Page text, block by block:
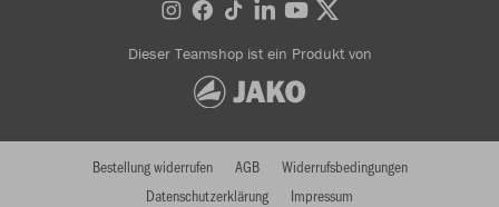
Dieser Teamshop ist ein Produkt von
Bestellung widerrufen AGB
Widerrufsbedingungen
Datenschutzerklärung
Impressum